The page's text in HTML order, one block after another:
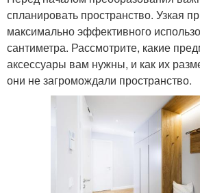
спланировать пространство. Узкая
максимально эффективного
сантиметра. Рассмотрите, какие
аксессуары вам нужны, и как их
они не загромождали пространство.